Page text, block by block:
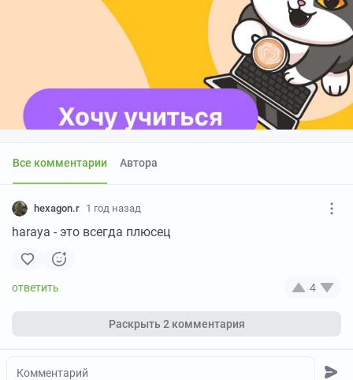
Все комментарии Автора
hexagon.r 1 год назад
haraya - это всегда плюсец
4
Раскрыть2 комментария